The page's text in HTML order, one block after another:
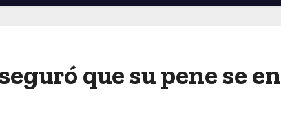
que su pene se